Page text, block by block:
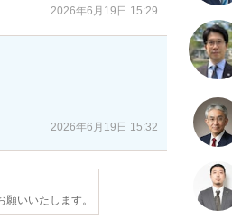
2026年6月19日 15:29
2026年6月19日 15:32
いいたします。